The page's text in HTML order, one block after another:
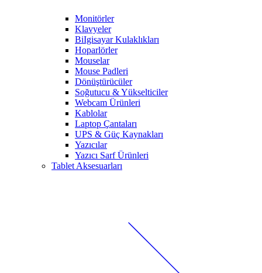
Monitörler
Klavyeler
BiIgisayar Kulaklıkları
Hoparlörler
Mouselar
Mouse Padleri
Dönüştürücüler
Soğutucu & Yükselticiler
Webcam Ürünleri
Kablolar
Laptop Çantaları
UPS & Güç Kaynakları
Yazıcılar
Yazıcı Sarf Ürünleri
Tablet Aksesuarları